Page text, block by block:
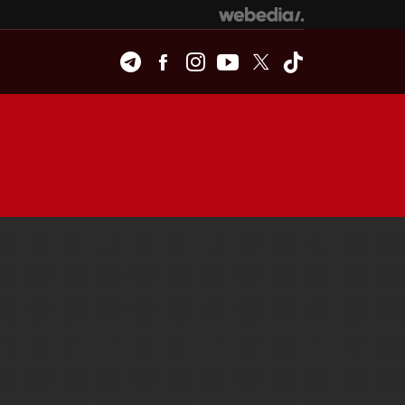
TelegramFacebookInstagramYoutubeTwitter